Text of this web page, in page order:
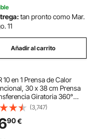
tan pronto como Mar.
11
Añadir al carrito
10 en 1 Prensa de Calor
30 x 38 cm Prensa
Giratoria 360°
de Sublimación, Prensa de
Térmica para
Tazas, Negra
(3,747)
90€